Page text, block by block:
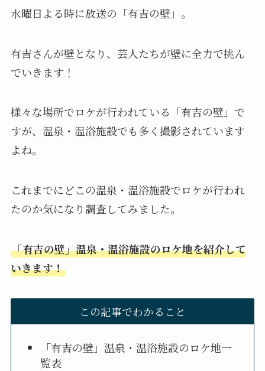
水曜日よる時に放送の「有吉の壁」。
有吉さんが壁となり、芸人たちが壁に全力で挑ん
でいきます！
様々な場所でロケが行われている「有吉の壁」で
すが、温泉・温浴施設でも多く撮影されています
よね。
これまでにどこの温泉・温浴施設でロケが行われ
たのか気になり調査してみました。
「有吉の壁」温泉・温浴施設のロケ地を紹介して
いきます！
この記事でわかること
「有吉の壁」温泉・温浴施設のロケ地一
覧表